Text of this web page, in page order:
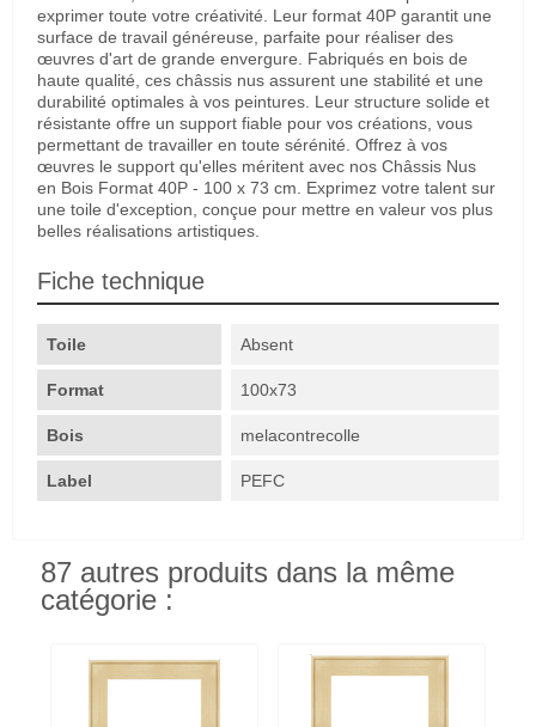
exprimer toute votre créativité. Leur format 40P garantit une
surface de travail généreuse, parfaite pour réaliser des
œuvres d'art de grande envergure. Fabriqués en bois de
haute qualité, ces châssis nus assurent une stabilité et une
durabilité optimales à vos peintures. Leur structure solide et
résistante offre un support fiable pour vos créations, vous
permettant de travailler en toute sérénité. Offrez à vos
œuvres le support qu'elles méritent avec nos Châssis Nus
en Bois Format 40P - 100 x 73 cm. Exprimez votre talent sur
une toile d'exception, conçue pour mettre en valeur vos plus
belles réalisations artistiques.
Fiche technique
Toile Absent
Format 100x73
Bois melacontrecolle
Label PEFC
87 autres produits dans la même
catégorie :